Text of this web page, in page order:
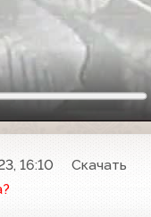
16:10
Скачать